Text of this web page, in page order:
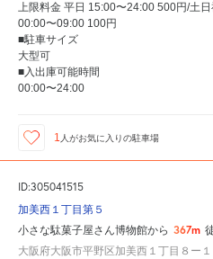
上限料金 平日 15:00〜24:00 500円/土
00:00〜09:00 100円
■駐車サイズ
大型可
■入出庫可能時間
00:00〜24:00
1 人がお気に入りの駐車場
ID:305041515
加美西１丁目第５
小さな駄菓子屋さん博物館から 367m
大阪府大阪市平野区加美西１丁目８ー１